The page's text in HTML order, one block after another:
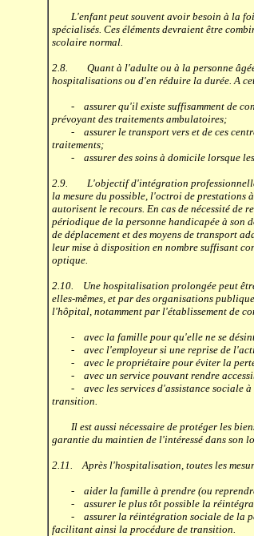
L'enfant peut souvent avoir besoin à la
spécialisés. Ces éléments devraient être
scolaire normal.
2.8. Quant à l'adulte ou à la personne
hospitalisations ou d'en réduire la durée. A
- assurer qu'il existe suffisamment de
prévoyant des traitements ambulatoires;
- assurer le transport vers et de ces
traitements;
- assurer des soins à domicile lorsque les
2.9. L'objectif d'intégration professionnelle
la mesure du possible, l'octroi de
autorisent le recours. En cas de nécessité
périodique de la personne handicapée à son
de déplacement et des moyens de transport
leur mise à disposition en nombre suffisant
optique.
2.10. Une hospitalisation prolongée peut
elles-mêmes, et par des organisations
l'hôpital, notamment par l'établissement de
- avec la famille pour qu'elle ne se
- avec l'employeur si une reprise de
- avec le propriétaire pour éviter la perte
- avec un service pouvant rendre
- avec les services d'assistance sociale à
transition.
Il est aussi nécessaire de protéger les
garantie du maintien de l'intéressé dans son
2.11. Après l'hospitalisation, toutes les
- aider la famille à prendre (ou
- assurer le plus tôt possible la
- assurer la réintégration sociale de la
facilitant ainsi la procédure de transition.